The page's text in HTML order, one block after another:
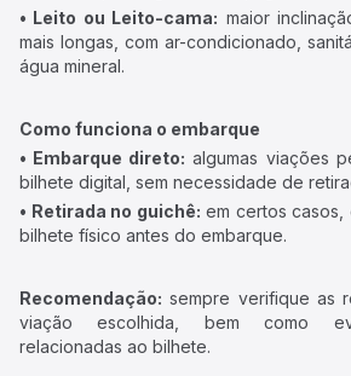
• Leito ou Leito-cama: maior
mais longas, com ar-condicionado,
água mineral.
Como funciona o embarque
• Embarque direto: algumas viações
bilhete digital, sem necessidade de
• Retirada no guichê: em certos casos,
bilhete físico antes do embarque.
Recomendação: sempre verifique as
viação escolhida, bem como
relacionadas ao bilhete.